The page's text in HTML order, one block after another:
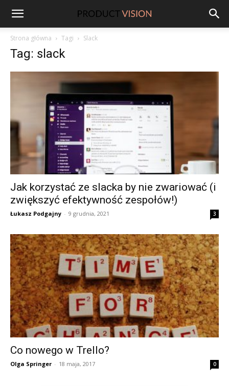
ProductVision
Strona główna Tagi Slack
Tag: slack
Jak korzystać ze slacka by nie zwariować (i
zwiększyć efektywność zespołów!)
Łukasz Podgajny - 9 grudnia, 2021 3
Co nowego w Trello?
Olga Springer - 18 maja, 2017 0